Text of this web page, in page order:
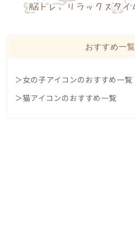
おすすめ一覧
＞女の子アイコンのおすすめ一覧
＞猫アイコンのおすすめ一覧